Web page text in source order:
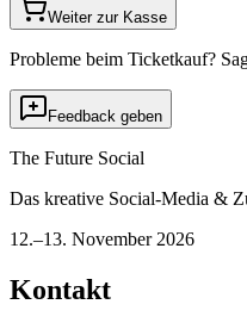
Weiter zur Kasse
Probleme beim Ticketkauf?
Feedback geben
The Future Social
Das kreative Social-Media &
12.–13. November 2026
Kontakt